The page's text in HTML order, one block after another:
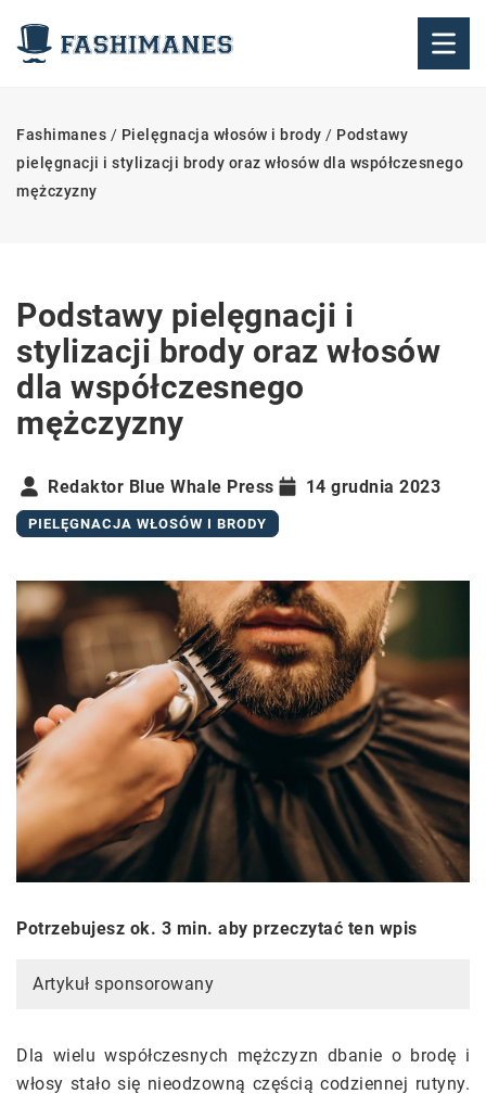
Fashimanes / Pielęgnacja włosów i brody / Podstawy
pielęgnacji i stylizacji brody oraz włosów dla współczesnego
mężczyzny
Podstawy pielęgnacji i
stylizacji brody oraz włosów
dla współczesnego
mężczyzny
Redaktor Blue Whale Press 14 grudnia 2023
PIELĘGNACJA WŁOSÓW I BRODY
Potrzebujesz ok. 3 min. aby przeczytać ten wpis
Artykuł sponsorowany
Dla wielu współczesnych mężczyzn dbanie o brodę i
włosy stało się nieodzowną częścią codziennej rutyny.